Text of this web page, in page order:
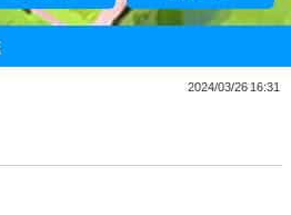
2024/03/26 16:31